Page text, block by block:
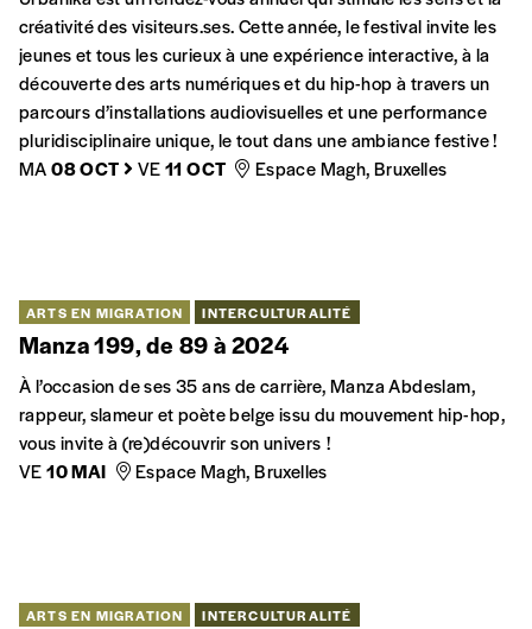
ARTS EN MIGRATION INTERCULTURALITÉ
Festival Urbanika
Urbanika est un rendez-vous annuel qui stimule les sens et la
créativité des visiteurs.ses. Cette année, le festival invite les
jeunes et tous les curieux à une expérience interactive, à la
découverte des arts numériques et du hip-hop à travers un
parcours d’installations audiovisuelles et une performance